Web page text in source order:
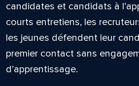
candidates et candidats à
courts entretiens, les
les jeunes défendent leur
premier contact sans
d’apprentissage.